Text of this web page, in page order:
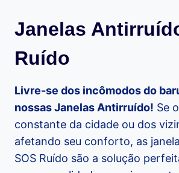
Janelas
Ruído
Livre-se dos incômodos do
nossas Janelas Antirruído! Se
constante da cidade ou dos
afetando seu conforto, as
SOS Ruído são a solução